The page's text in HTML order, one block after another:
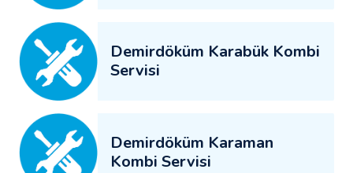
Demirdöküm Karabük Kombi
Servisi
Demirdöküm Karaman
Kombi Servisi